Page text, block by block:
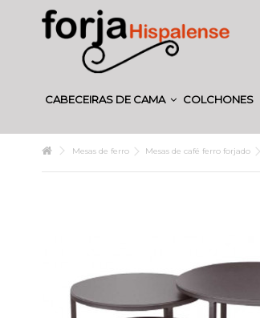
CABECEIRAS DE CAMA COLCHONES
Mesas de ferro Mesas de café ferro forjado